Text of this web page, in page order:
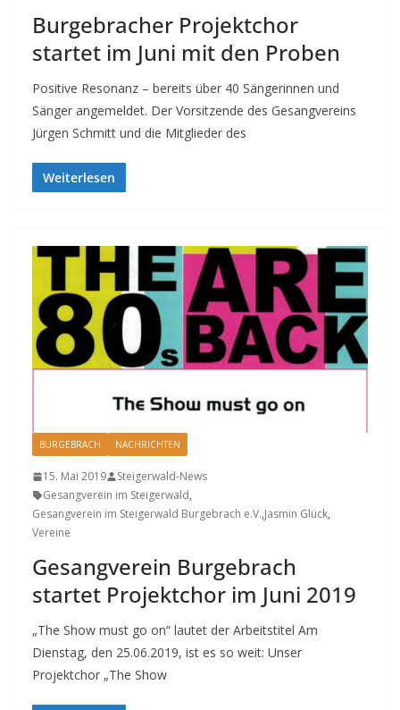
Burgebracher Projektchor
startet im Juni mit den Proben
Positive Resonanz – bereits über 40 Sängerinnen und
Sänger angemeldet. Der Vorsitzende des Gesangvereins
Jürgen Schmitt und die Mitglieder des
Weiterlesen
BURGEBRACH NACHRICHTEN
15. Mai 2019
Steigerwald-News
Gesangverein im Steigerwald,
Gesangverein im Steigerwald Burgebrach e.V.,Jasmin Glück,
Vereine
Gesangverein Burgebrach
startet Projektchor im Juni 2019
„The Show must go on“ lautet der Arbeitstitel Am
Dienstag, den 25.06.2019, ist es so weit: Unser
Projektchor „The Show